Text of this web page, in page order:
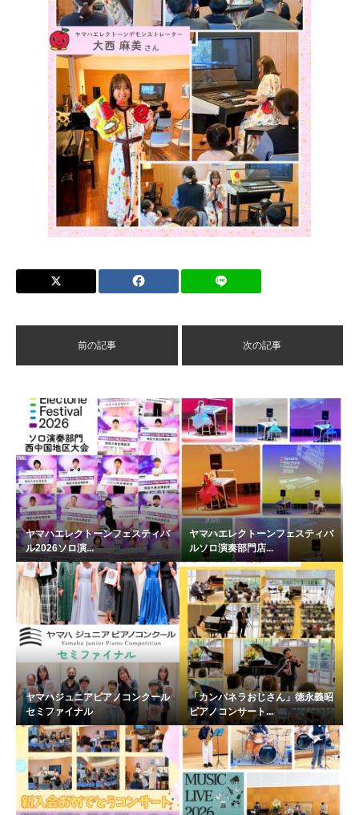
前の記事 次の記事
ヤマハエレクトーンフェスティバ
ル2026ソロ演...
ヤマハエレクトーンフェスティバ
ルソロ演奏部門店...
ヤマハジュニアピアノコンクール
セミファイナル
「カンパネラおじさん」徳永義昭
ピアノコンサート...